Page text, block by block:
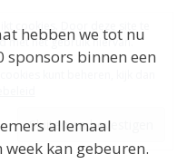
hebben we tot nu
binnen een
allemaal
kan gebeuren.
cookies. Door deze site te
met het gebruik hiervan.
kunt beheren, kijk dan